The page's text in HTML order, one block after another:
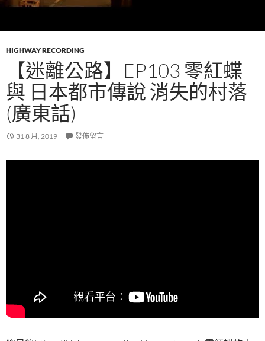
HIGHWAY RECORDING
【迷離公路】EP103 零紅蝶
與 日本都市傳說 消失的村落
(廣東話)
31 8 月, 2019 發佈留言